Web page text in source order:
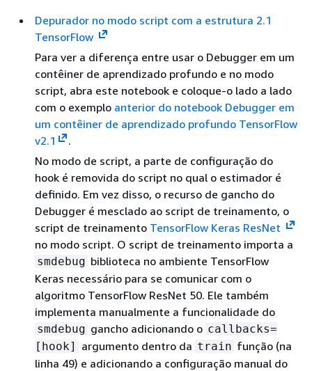
Depurador no modo script com a estrutura 2.1
TensorFlow
Para ver a diferença entre usar o Debugger em um
contêiner de aprendizado profundo e no modo
script, abra este notebook e coloque-o lado a lado
com o exemplo anterior do notebook Debugger em
um contêiner de aprendizado profundo TensorFlow
v2.1
.
No modo de script, a parte de configuração do
hook é removida do script no qual o estimador é
definido. Em vez disso, o recurso de gancho do
Debugger é mesclado ao script de treinamento, o
script de treinamento TensorFlow Keras ResNet
no modo script. O script de treinamento importa a
smdebug biblioteca no ambiente TensorFlow
Keras necessário para se comunicar com o
algoritmo TensorFlow ResNet 50. Ele também
implementa manualmente a funcionalidade do
smdebug gancho adicionando o callbacks=
[hook]
argumento dentro da train função (na
linha 49) e adicionando a configuração manual do